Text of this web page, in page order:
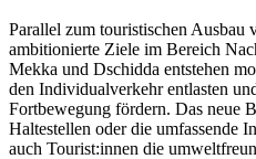
Parallel zum touristischen Ausbau
ambitionierte Ziele im Bereich
Mekka und Dschidda entstehen
den Individualverkehr entlasten
Fortbewegung fördern. Das neue
Haltestellen oder die umfassende
auch Tourist:innen die